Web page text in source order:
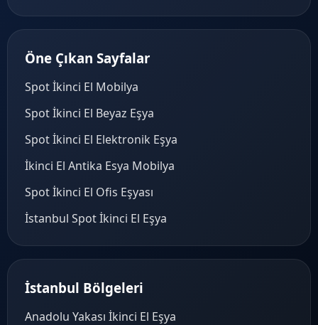
Öne Çıkan Sayfalar
Spot İkinci El Mobilya
Spot İkinci El Beyaz Eşya
Spot İkinci El Elektronik Eşya
İkinci El Antika Esya Mobilya
Spot İkinci El Ofis Eşyası
İstanbul Spot İkinci El Eşya
İstanbul Bölgeleri
Anadolu Yakası İkinci El Eşya